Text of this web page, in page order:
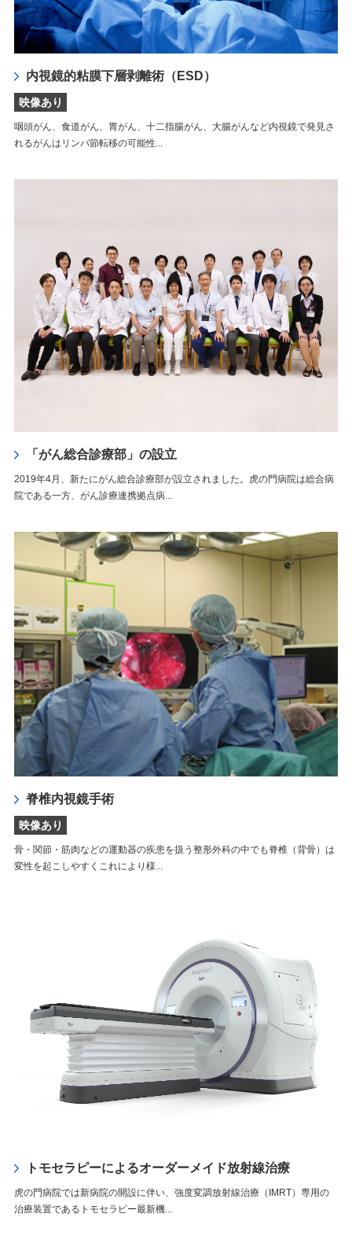
内視鏡的粘膜下層剥離術（ESD）
映像あり
咽頭がん、食道がん、胃がん、十二指腸がん、大腸がんなど内視鏡で発見さ
れるがんはリンパ節転移の可能性...
「がん総合診療部」の設立
2019年4月、新たにがん総合診療部が設立されました。虎の門病院は総合病
院である一方、がん診療連携拠点病...
脊椎内視鏡手術
映像あり
骨・関節・筋肉などの運動器の疾患を扱う整形外科の中でも脊椎（背骨）は
変性を起こしやすくこれにより様...
トモセラピーによるオーダーメイド放射線治療
虎の門病院では新病院の開設に伴い、強度変調放射線治療（IMRT）専用の
治療装置であるトモセラピー最新機...